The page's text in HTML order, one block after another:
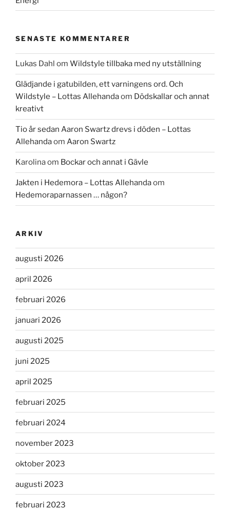
SENASTE KOMMENTARER
Lukas Dahl om Wildstyle tillbaka med ny utställning
Glädjande i gatubilden, ett varningens ord. Och
Wildstyle – Lottas Allehandaom Dödskallar och annat
kreativt
Tio år sedan Aaron Swartz drevs i döden – Lottas
Allehandaom Aaron Swartz
Karolinaom Bockar och annat i Gävle
Jakten i Hedemora – Lottas Allehandaom
Hedemoraparnassen … någon?
ARKIV
augusti 2026
april 2026
februari 2026
januari 2026
augusti 2025
juni 2025
april 2025
februari 2025
februari 2024
november 2023
oktober 2023
augusti 2023
februari 2023